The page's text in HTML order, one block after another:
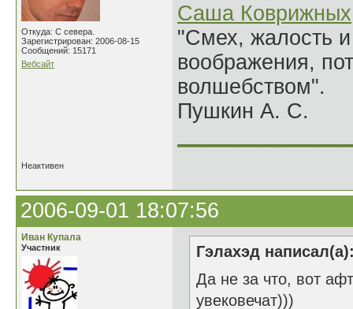
Откуда: С севера.
Зарегистрирован: 2006-08-15
Сообщений: 15171
Вебсайт
Саша Коврижных
"Смех, жалость
воображения,
волшебством".
Пушкин А. С.
Неактивен
2006-09-01 18:07:56
Иван Купала
Участник
Гэлахэд
Да не за что, вот
увековечат)))